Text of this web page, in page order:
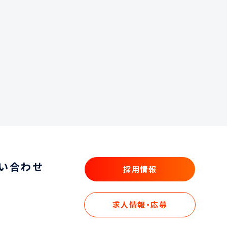
合わせ
採用情報
求人情報・応募